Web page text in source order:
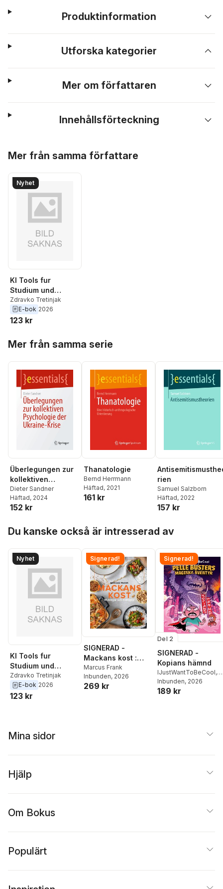
Produktinformation
Utforska kategorier
Mer om författaren
Innehållsförteckning
Mer från samma författare
Nyhet
KI Tools fur
Studium und
Forschung
Zdravko Tretinjak
E-bok 2026
123 kr
Mer från samma serie
Überlegungen zur
kollektiven
Psychologie der
Ukraine-Krise
Dieter Sandner
Häftad, 2024
152 kr
Thanatologie
Bernd Herrmann
Häftad, 2021
161 kr
rien
Samuel Salzborn
Häftad, 2022
157 kr
Du kanske också är intresserad av
Nyhet
KI Tools fur
Studium und
Forschung
Zdravko Tretinjak
E-bok 2026
123 kr
Signerad!
SIGNERAD -
Mackans kost :
Middagar och
matlådor
Marcus Frank
Inbunden, 2026
269 kr
Signerad!
Del 2
SIGNERAD -
Kopians hämnd
IJustWantToBeCool,
Joel Adolphson
Ejdemo Beer
Inbunden, 2026
189 kr
Mina sidor
Hjälp
Om Bokus
Populärt